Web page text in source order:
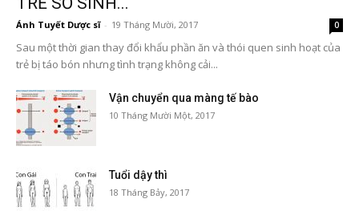
Ánh Tuyết Dược sĩ - 19 Tháng Mười, 2017 0
Sau một thời gian thay đổi khẩu phần ăn và thói quen sinh hoạt của
trẻ bị táo bón nhưng tình trạng không cải...
Vận chuyển qua màng tế bào
10 Tháng Mười Một, 2017
Tuổi dậy thì
18 Tháng Bảy, 2017